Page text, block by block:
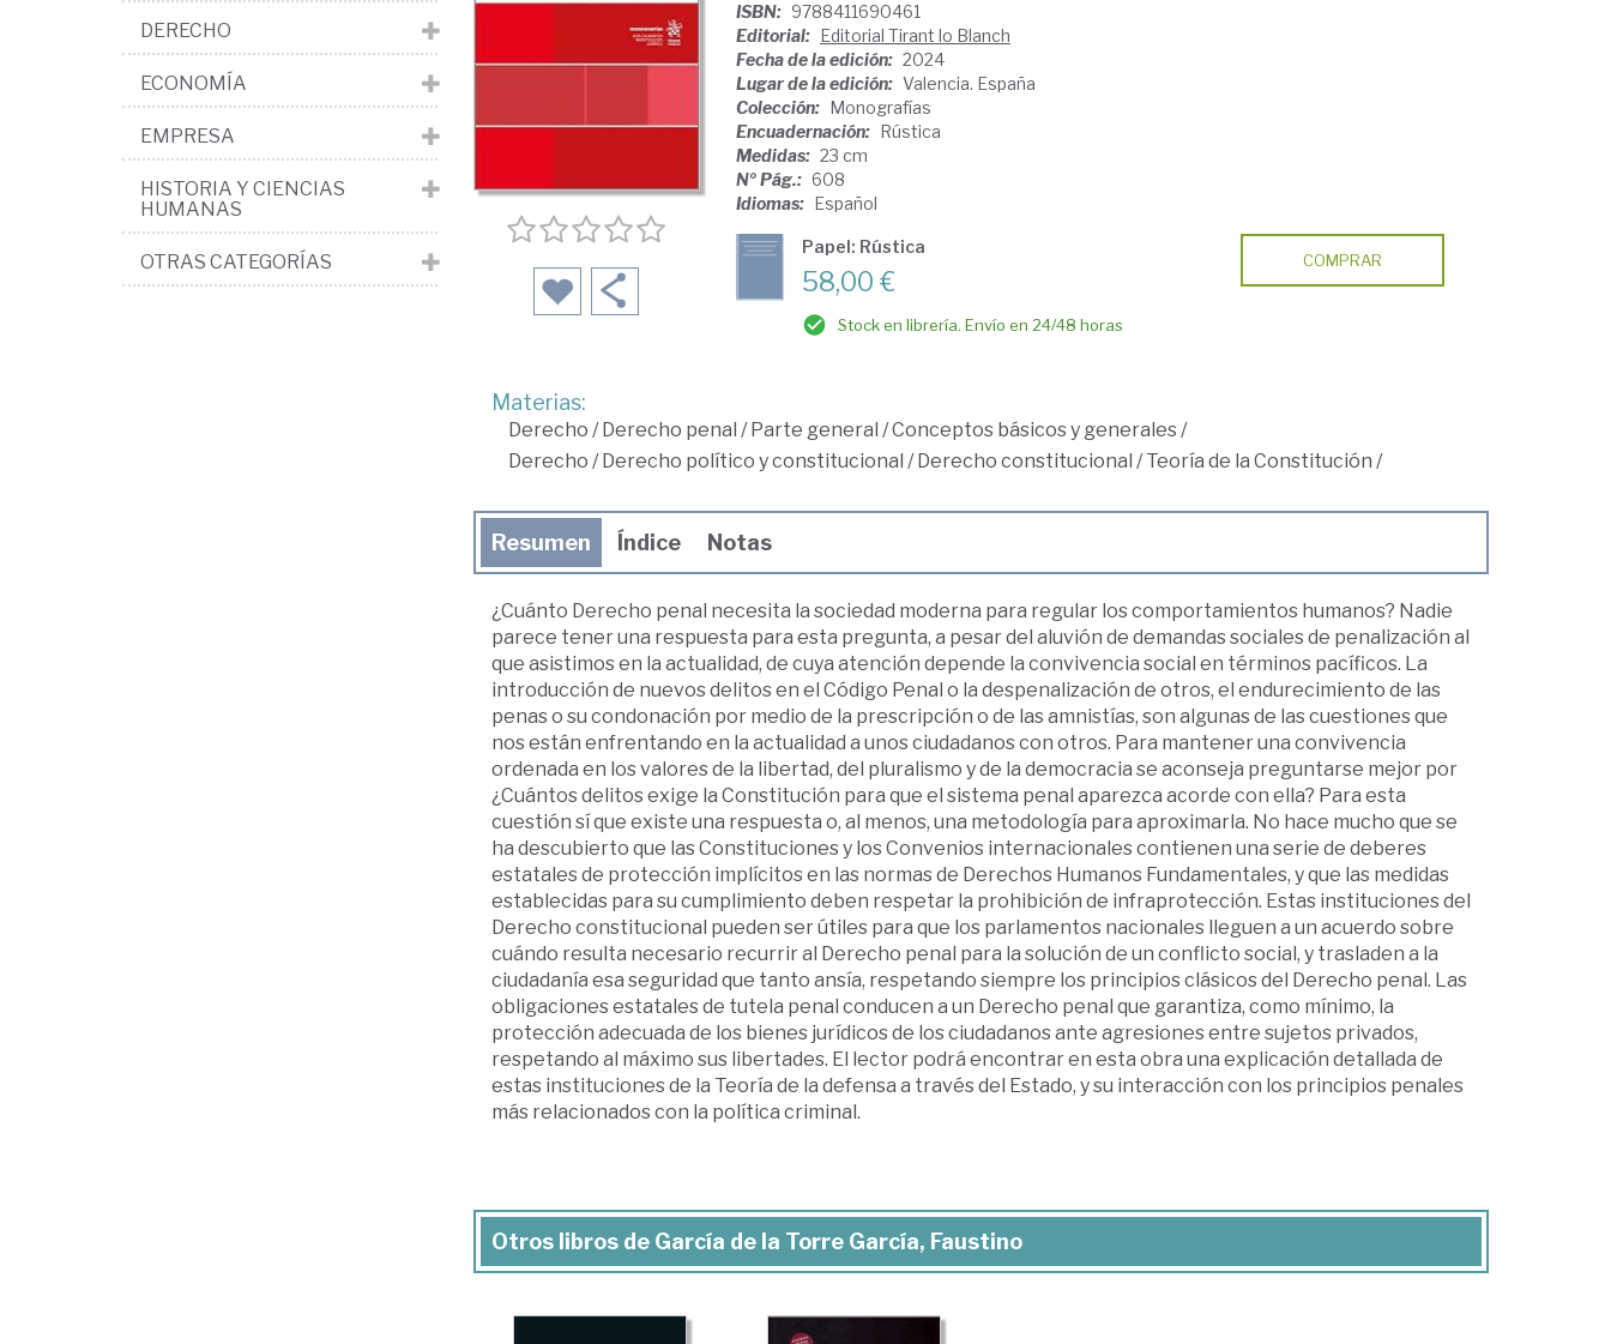
ISBN: 9788411690461
Editorial: Editorial Tirant lo Blanch
Fecha de la edición: 2024
Lugar de la edición: Valencia. España
Colección: Monografías
Encuadernación: Rústica
Medidas: 23 cm
Nº Pág.: 608
Idiomas: Español
Papel: Rústica
58,00 €
Stock en librería. Envío en 24/48 horas
COMPRAR
Materias:
Derecho /Derecho penal /Parte general /Conceptos básicos y generales/
Derecho /Derecho político y constitucional /Derecho constitucional /Teoría de la Constitución /
Resumen Índice Notas
¿Cuánto Derecho penal necesita la sociedad moderna para regular los comportamientos humanos? Nadie
parece tener una respuesta para esta pregunta, a pesar del aluvión de demandas sociales de penalización al
que asistimos en la actualidad, de cuya atención depende la convivencia social en términos pacíficos. La
introducción de nuevos delitos en el Código Penal o la despenalización de otros, el endurecimiento de las
penas o su condonación por medio de la prescripción o de las amnistías, son algunas de las cuestiones que
nos están enfrentando en la actualidad a unos ciudadanos con otros. Para mantener una convivencia
ordenada en los valores de la libertad, del pluralismo y de la democracia se aconseja preguntarse mejor por
¿Cuántos delitos exige la Constitución para que el sistema penal aparezca acorde con ella? Para esta
cuestión sí que existe una respuesta o, al menos, una metodología para aproximarla. No hace mucho que se
ha descubierto que las Constituciones y los Convenios internacionales contienen una serie de deberes
estatales de protección implícitos en las normas de Derechos Humanos Fundamentales, y que las medidas
establecidas para su cumplimiento deben respetar la prohibición de infraprotección. Estas instituciones del
Derecho constitucional pueden ser útiles para que los parlamentos nacionales lleguen a un acuerdo sobre
cuándo resulta necesario recurrir al Derecho penal para la solución de un conflicto social, y trasladen a la
ciudadanía esa seguridad que tanto ansía, respetando siempre los principios clásicos del Derecho penal. Las
obligaciones estatales de tutela penal conducen a un Derecho penal que garantiza, como mínimo, la
protección adecuada de los bienes jurídicos de los ciudadanos ante agresiones entre sujetos privados,
respetando al máximo sus libertades. El lector podrá encontrar en esta obra una explicación detallada de
estas instituciones de la Teoría de la defensa a través del Estado, y su interacción con los principios penales
más relacionados con la política criminal.
Otros libros de García de la Torre García, Faustino
DERECHO
ECONOMÍA
EMPRESA
HISTORIA Y CIENCIAS
HUMANAS
OTRAS CATEGORÍAS